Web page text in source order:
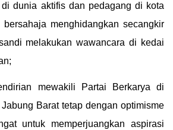
dunia aktifis dan pedagang di kota
menghidangkan secangkir
melakukan wawancara di kedai
mewakili Partai Berkarya di
Barat tetap dengan optimisme
untuk memperjuangkan aspirasi